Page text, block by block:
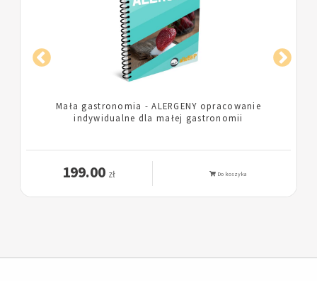
Lokal gastronomiczny - ALERGENY opracowanie
indywidualne dla lokalu gastronomicznego
199.00 zł Do koszyka